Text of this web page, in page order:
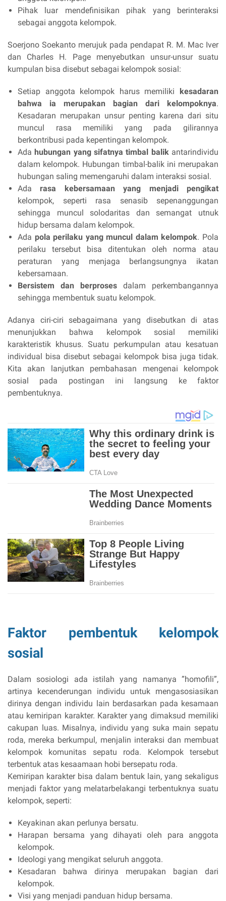
Pihak luar mendefinisikan pihak yang berinteraksi
sebagai anggota kelompok.
Soerjono Soekanto merujuk pada pendapat R. M. Mac Iver
dan Charles H. Page menyebutkan unsur-unsur suatu
kumpulan bisa disebut sebagai kelompok sosial:
Setiap anggota kelompok harus memiliki
kesadaran
bahwa ia merupakan bagian dari kelompoknya.
Kesadaran merupakan unsur penting karena dari situ
muncul rasa memiliki yang pada gilirannya
berkontribusi pada kepentingan kelompok.
Ada hubungan yang sifatnya timbal balikantarindividu
dalam kelompok. Hubungan timbal-balik ini merupakan
hubungan saling memengaruhi dalam interaksi sosial.
Ada rasa kebersamaan yang menjadi pengikat
kelompok, seperti rasa senasib sepenanggungan
sehingga muncul solodaritas dan semangat utnuk
hidup bersama dalam kelompok.
Ada pola perilaku yang muncul dalam kelompok. Pola
perilaku tersebut bisa ditentukan oleh norma atau
peraturan yang menjaga berlangsungnya ikatan
kebersamaan.
Bersistem dan berproses dalam perkembangannya
sehingga membentuk suatu kelompok.
Adanya ciri-ciri sebagaimana yang disebutkan di atas
menunjukkan bahwa kelompok sosial memiliki
karakteristik khusus. Suatu perkumpulan atau kesatuan
individual bisa disebut sebagai kelompok bisa juga tidak.
Kita akan lanjutkan pembahasan mengenai kelompok
sosial pada postingan ini langsung ke faktor
pembentuknya.
Faktor pembentuk kelompok
sosial
Dalam sosiologi ada istilah yang namanya ”homofili”,
artinya kecenderungan individu untuk mengasosiasikan
dirinya dengan individu lain berdasarkan pada kesamaan
atau kemiripan karakter. Karakter yang dimaksud memiliki
cakupan luas. Misalnya, individu yang suka main sepatu
roda, mereka berkumpul, menjalin interaksi dan membuat
kelompok komunitas sepatu roda. Kelompok tersebut
terbentuk atas kesaamaan hobi bersepatu roda.
Kemiripan karakter bisa dalam bentuk lain, yang sekaligus
menjadi faktor yang melatarbelakangi terbentuknya suatu
kelompok, seperti:
Keyakinan akan perlunya bersatu.
Harapan bersama yang dihayati oleh para anggota
kelompok.
Ideologi yang mengikat seluruh anggota.
Kesadaran bahwa dirinya merupakan bagian dari
kelompok.
Visi yang menjadi panduan hidup bersama.